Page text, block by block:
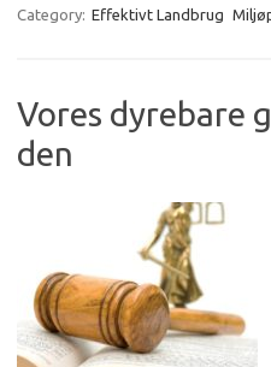
Category: Effektivt Landbrug
Vores dyrebare
den